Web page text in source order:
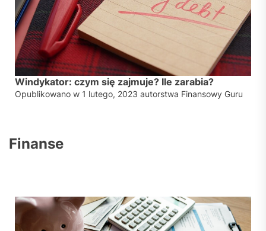
Windykator: czym się zajmuje? Ile zarabia?
Opublikowano w 1 lutego, 2023 autorstwa Finansowy Guru
Finanse